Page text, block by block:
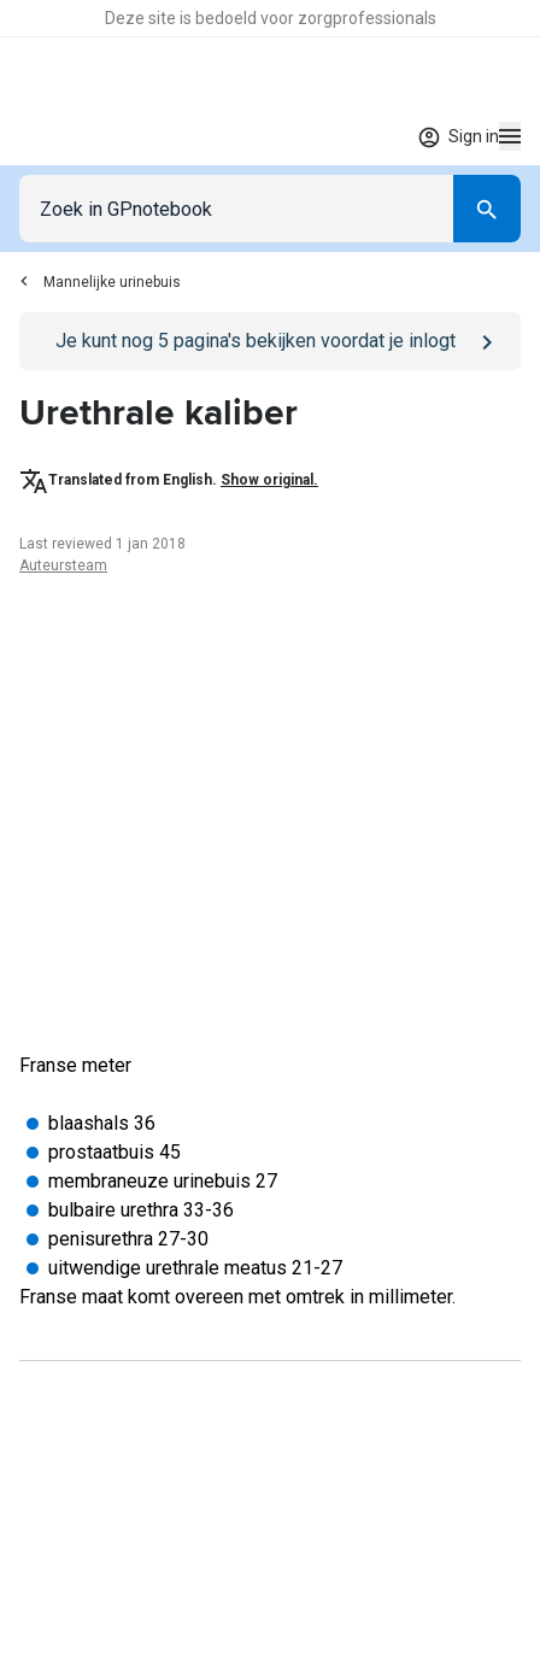
Deze site is bedoeld voor zorgprofessionals
Sign in
Mannelijke urinebuis
Go to/sign-in page
Je kunt nog 5 pagina's bekijken voordat je inlogt
Urethrale kaliber
Translated from English. Show original.
Last reviewed 1 jan 2018
Auteursteam
Franse meter
blaashals 36
prostaatbuis 45
membraneuze urinebuis 27
bulbaire urethra 33-36
penisurethra 27-30
uitwendige urethrale meatus 21-27
Franse maat komt overeen met omtrek in millimeter.